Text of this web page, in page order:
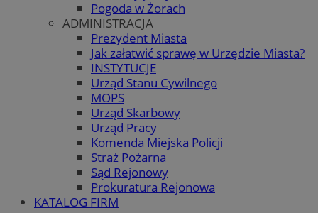
Pogoda w Żorach
ADMINISTRACJA
Prezydent Miasta
Jak załatwić sprawę w Urzędzie Miasta?
INSTYTUCJE
Urząd Stanu Cywilnego
MOPS
Urząd Skarbowy
Urząd Pracy
Komenda Miejska Policji
Straż Pożarna
Sąd Rejonowy
Prokuratura Rejonowa
KATALOG FIRM